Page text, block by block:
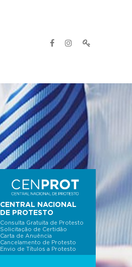
CENTRAL NACIONAL
DE PROTESTO
Consulta Gratuita de Protesto
Solicitação de Certidão
Carta de Anuência
Cancelamento de Protesto
Envio de Títulos a Protesto